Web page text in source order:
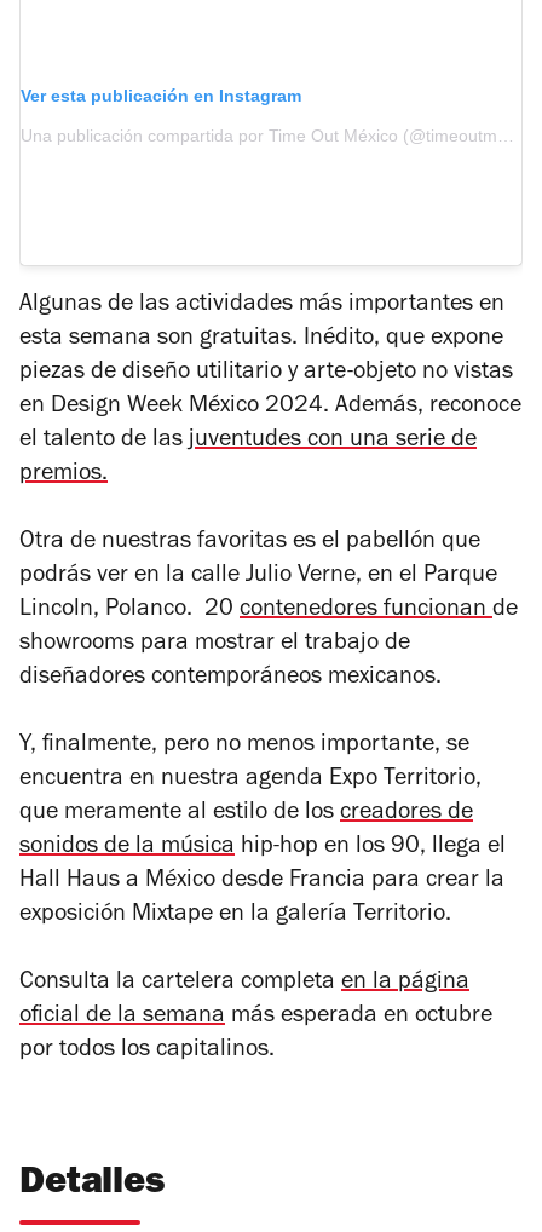
Ver esta publicación en Instagram
Una publicación compartida por Time Out México (@timeoutmexico)
Algunas de las actividades más importantes en
esta semana son gratuitas. Inédito, que expone
piezas de diseño utilitario y arte-objeto no vistas
en Design Week México 2024. Además, reconoce
el talento de lasjuventudes con una serie de
premios.
Otra de nuestras favoritas es el pabellón que
podrás ver en la calle Julio Verne, en el Parque
Lincoln, Polanco. 20 contenedores funcionande
showrooms para mostrar el trabajo de
diseñadores contemporáneos mexicanos.
Y, finalmente, pero no menos importante, se
encuentra en nuestra agenda Expo Territorio,
que meramente al estilo de los creadores de
sonidos de la música hip-hop en los 90, llega el
Hall Haus a México desde Francia para crear la
exposición Mixtape en la galería Territorio.
Consulta la cartelera completa en la página
oficial de la semana más esperada en octubre
por todos los capitalinos.
Detalles